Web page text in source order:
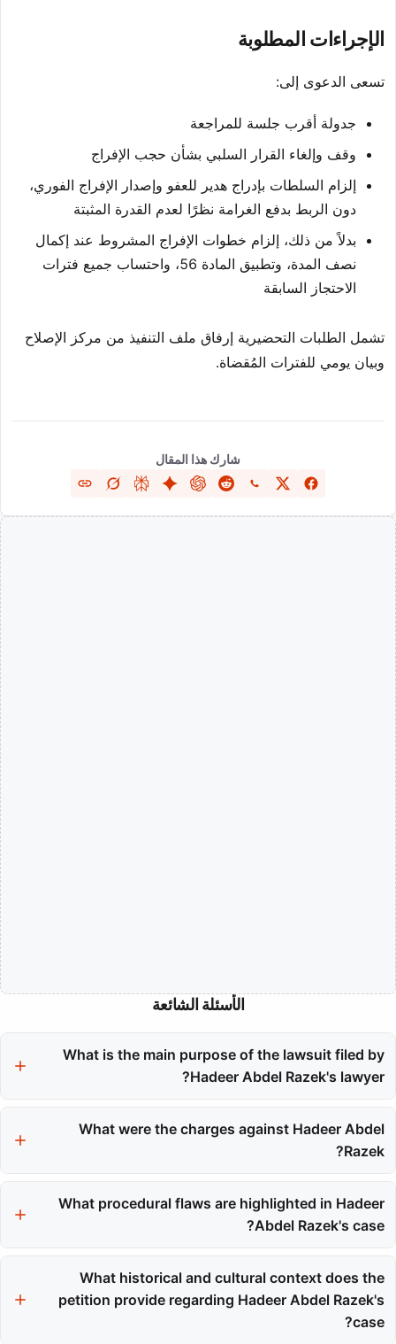
الإجراءات المطلوبة
تسعى الدعوى إلى:
جدولة أقرب جلسة للمراجعة
وقف وإلغاء القرار السلبي بشأن حجب الإفراج
إلزام السلطات بإدراج هدير للعفو وإصدار الإفراج الفوري،
دون الربط بدفع الغرامة نظرًا لعدم القدرة المثبتة
بدلاً من ذلك، إلزام خطوات الإفراج المشروط عند إكمال
نصف المدة، وتطبيق المادة 56، واحتساب جميع فترات
الاحتجاز السابقة
تشمل الطلبات التحضيرية إرفاق ملف التنفيذ من مركز الإصلاح
وبيان يومي للفترات المُقضاة.
شارك هذا المقال
الأسئلة الشائعة
What is the main purpose of the lawsuit filed by
Hadeer Abdel Razek's lawyer?
release after serving two-thirds of her sentence, citing
presidential pardon rules. It also seeks conditional release after
What were the charges against Hadeer Abdel
Razek?
misdemeanor related to TikTok, receiving a one-year prison
term for assaulting family principles and values in Egyptian
What procedural flaws are highlighted in Hadeer
Abdel Razek's case?
invalid arrest and search, and the exclusion of her phone as
evidence. Hadeer is appealing to the Court of Cassation,
arguing the unconstitutionality of clauses criminalizing 'family
What historical and cultural context does the
petition provide regarding Hadeer Abdel Razek's
case?